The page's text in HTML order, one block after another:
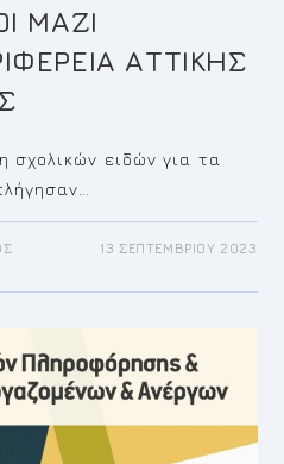
ΜΑΖΙ
ΑΤΤΙΚΗΣ
σχολικών ειδών για τα
ΣΤΟ
ΣΧΟΛΙΚΩΝ
ΘΕΣΣΑΛΙΑΣ
ΟΛΟΙ
ΜΑΖΙ
ΜΠΟΡΟΥΜΕ
ΑΤΤΙΚΗΣ
ΔΗΜΟΣ
13 ΣΕΠΤΕΜΒΡΊΟΥ 2023